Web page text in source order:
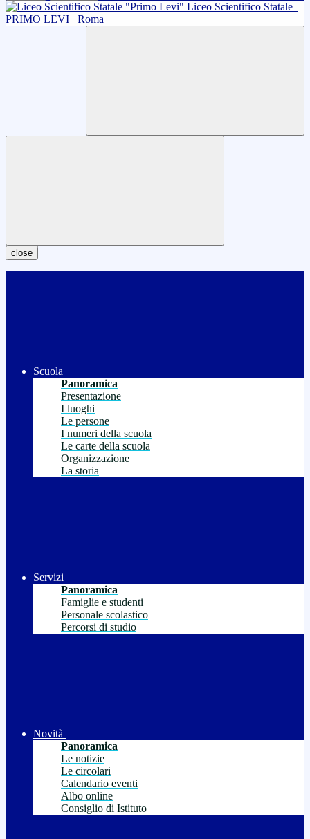
Liceo Scientifico Statale
PRIMO LEVI
Roma
close
Scuola
Panoramica
Presentazione
I luoghi
Le persone
I numeri della scuola
Le carte della scuola
Organizzazione
La storia
Servizi
Panoramica
Famiglie e studenti
Personale scolastico
Percorsi di studio
Novità
Panoramica
Le notizie
Le circolari
Calendario eventi
Albo online
Consiglio di Istituto